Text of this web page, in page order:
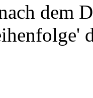
dem